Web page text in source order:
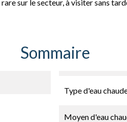
sur le secteur, à visiter sans
Sommaire
Type d'eau
Moyen d'eau